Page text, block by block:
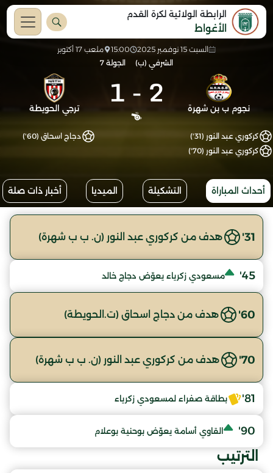
الرابطة الولائية لكرة القدم
الأغواط
السبت 15 نوفمبر 2025 15:00
ملعب 17 أكتوبر
الشرفي (ب)
الجولة 7
نجوم ب بن شهرة 2
-
1 ترجي الحويطة
كركوري عبد النور (31')
كركوري عبد النور (70')
دجاج اسحاق (60')
أحداث المباراة التشكيلة الميديا أخبار ذات صلة
31' هدف من كركوري عبد النور (ن. ب ب شهرة)
45' مسعودي زكرياء يعوّض دجاج خالد
60' هدف من دجاج اسحاق (ت.الحويطة)
70' هدف من كركوري عبد النور (ن. ب ب شهرة)
81' بطاقة صفراء لمسعودي زكرياء
90' القاوي أسامة يعوّض بوحنية بوعلام
الترتيب